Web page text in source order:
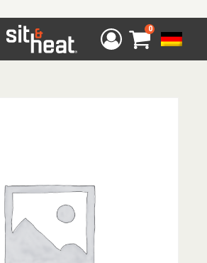
0